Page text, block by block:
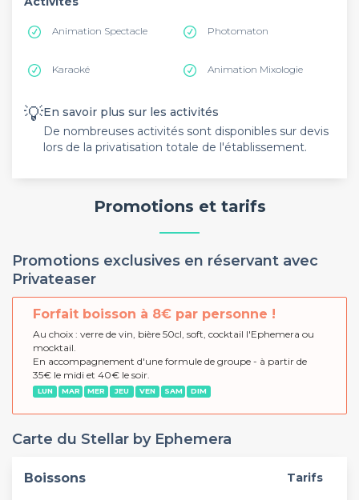
Animation Spectacle Photomaton
Karaoké Animation Mixologie
💡En savoir plus sur les activités
De nombreuses activités sont disponibles sur devis
lors de la privatisation totale de l'établissement.
Promotions et tarifs
Promotions exclusives en réservant avec
Privateaser
Forfait boisson à 8€ par personne !
Au choix : verre de vin, bière 50cl, soft, cocktail l'Ephemera ou
mocktail.
En accompagnement d'une formule de groupe - à partir de
35€ le midi et 40€ le soir.
LUN MAR MER JEU VEN SAM DIM
Carte du Stellar by Ephemera
Boissons Tarifs